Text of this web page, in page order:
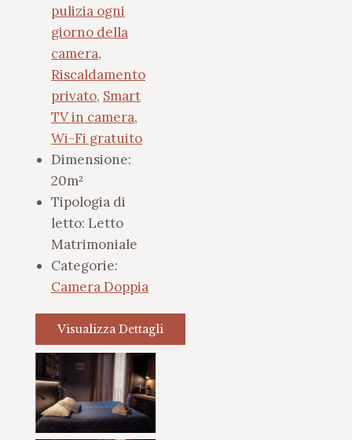
pulizia ogni
giorno della
camera,
Riscaldamento
privato, Smart
TV in camera,
Wi-Fi gratuito
Dimensione:
20m²
Tipologia di
letto: Letto
Matrimoniale
Categorie:
Camera Doppia
Visualizza Dettagli